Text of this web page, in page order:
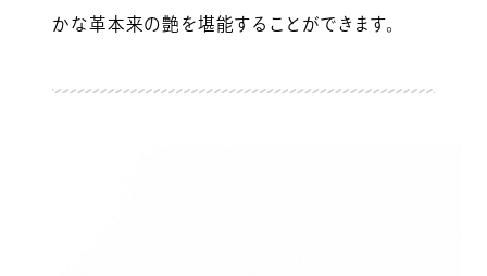
かな革本来の艶を堪能することができます。